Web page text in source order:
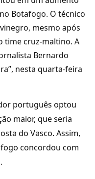
Botafogo. O técnico
mesmo após
time cruz-maltino. A
Bernardo
nesta quarta-feira
português optou
maior, que seria
do Vasco. Assim,
concordou com